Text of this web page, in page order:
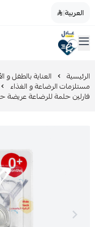
العربية|
صيدليات عادل
القائمة الرئيسية
تخفيضات
المدونة
العناية بالطفل و الأم
العناية اليومية
الرئيسية العناية بالطفل و
مستلزمات الرضاعة و الغذاء
فارلين حلمة للرضاعة عريضة